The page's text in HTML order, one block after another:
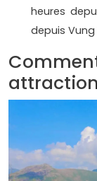
heures
depuis Vung